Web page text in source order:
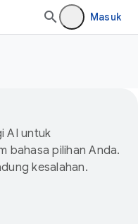
Masuk
AI untuk
bahasa pilihan Anda.
kesalahan.